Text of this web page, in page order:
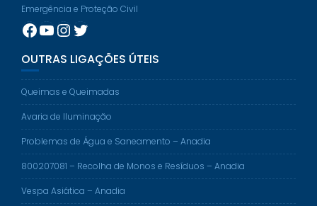
Emergência e Proteção Civil
Facebook
YouTube
Instagram
Twitter
OUTRAS LIGAÇÕES ÚTEIS
Queimas e Queimadas
Avaria de Iluminação
Problemas de Água e Saneamento – Anadia
800207081 – Recolha de Monos e Resíduos – Anadia
Vespa Asiática – Anadia